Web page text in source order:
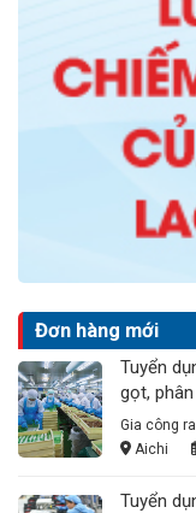
Đơn hàng mới
Tuyển
gọt,
Gia công
Aichi
Tuyển